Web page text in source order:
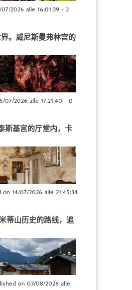
2026 alle 16:01:39 - 2
。威尼斯曼弗林宫的
07/2026 alle 17:21:40 - 0
斯基宫的厅堂内，卡
14/07/2026 alle 21:45:34
蒂山历史的路线，追
on 03/08/2026 alle